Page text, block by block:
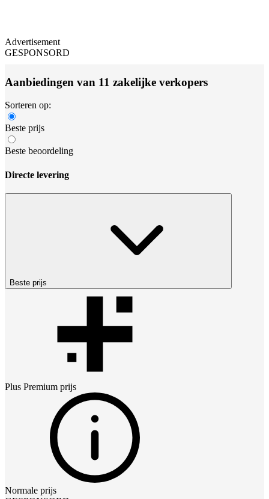
Advertisement
GESPONSORD
Aanbiedingen van 11 zakelijke verkopers
Sorteren op:
Beste prijs
Beste beoordeling
Directe levering
Beste prijs
Plus Premium prijs
Normale prijs